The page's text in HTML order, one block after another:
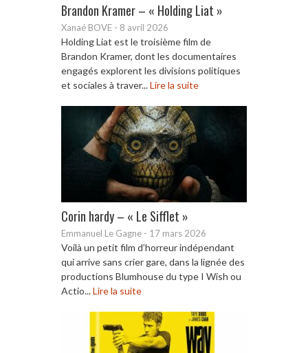
Brandon Kramer – « Holding Liat »
Xanaé BOVE - 8 avril 2026
Holding Liat est le troisième film de
Brandon Kramer, dont les documentaires
engagés explorent les divisions politiques
et sociales à traver...Lire la suite
Corin hardy – « Le Sifflet »
Emmanuel Le Gagne - 17 mars 2026
Voilà un petit film d’horreur indépendant
qui arrive sans crier gare, dans la lignée des
productions Blumhouse du type I Wish ou
Actio...Lire la suite